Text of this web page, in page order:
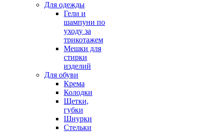
Для одежды
Гели и
шампуни по
уходу за
трикотажем
Мешки для
стирки
изделий
Для обуви
Крема
Колодки
Щетки,
губки
Шнурки
Стельки